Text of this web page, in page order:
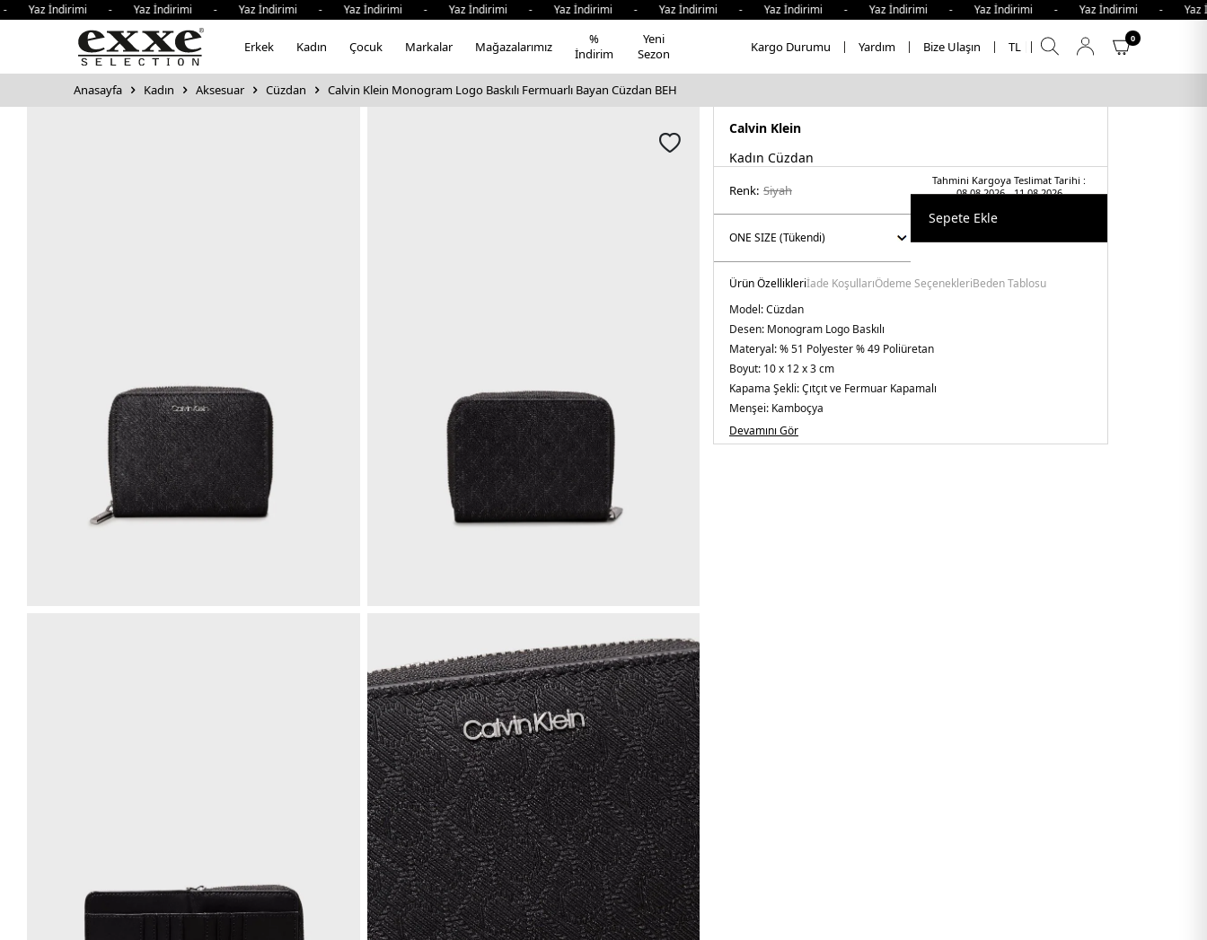
İndirimi - Yaz İndirimi - Yaz İndirimi - Yaz İndirimi - Yaz İndirimi - Yaz İndirimi - Yaz İndirimi - Yaz İndirimi - Yaz İndirimi - Yaz İndirimi - Yaz İndirimi -
Erkek Kadın Çocuk Markalar Mağazalarımız
%
İndirim
Yeni
Sezon
Kargo Durumu Yardım Bize Ulaşın TL
0
Anasayfa Kadın Aksesuar Cüzdan Calvin Klein Monogram Logo Baskılı Fermuarlı Bayan Cüzdan BEH
Calvin Klein
Kadın Cüzdan
Tahmini Kargoya Teslimat Tarihi :
08.08.2026 - 11.08.2026
Renk: si̇yah
Sepete Ekle
Ürün Özellikleriİade KoşullarıÖdeme SeçenekleriBeden Tablosu
Model:Cüzdan
Desen: Monogram Logo Baskılı
Materyal:% 51 Polyester % 49 Poliüretan
Boyut: 10 x 12 x 3 cm
Kapama Şekli:Çıtçıt ve Fermuar Kapamalı
Menşei: Kamboçya
Detaylar: -Banknot bölmesi -8 adet kart yuvası -Fermuarlı bozuk para
bölmesi
Devamını Gör